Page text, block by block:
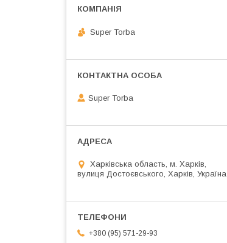
Super Torba
Super Torba
Харківська область, м. Харків,
вулиця Достоєвського, Харків, Україна
+380 (95) 571-29-93